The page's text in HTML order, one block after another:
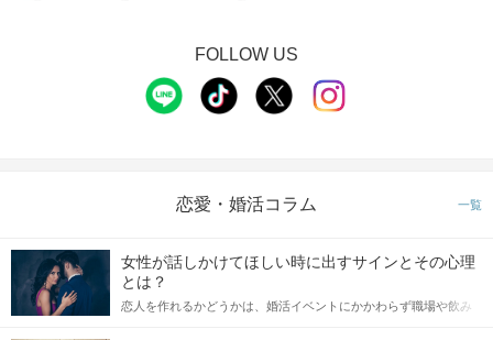
イベントの流れ
※全員揃ってから入館しますので、外でお待ちください。
受付場所に【IBJ Matching】のバインダーを
持った
スタッフがおりますので、お声掛けいただき
本人確認の為、
FOLLOW US
恋愛・婚活コラム 一覧
女性が話しかけてほしい時に出すサインとその心理
とは？
恋人を作れるかどうかは、婚活イベントにかかわらず職場や飲み